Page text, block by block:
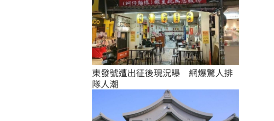
東發號遭出征後現況曝　網爆驚人排
隊人潮